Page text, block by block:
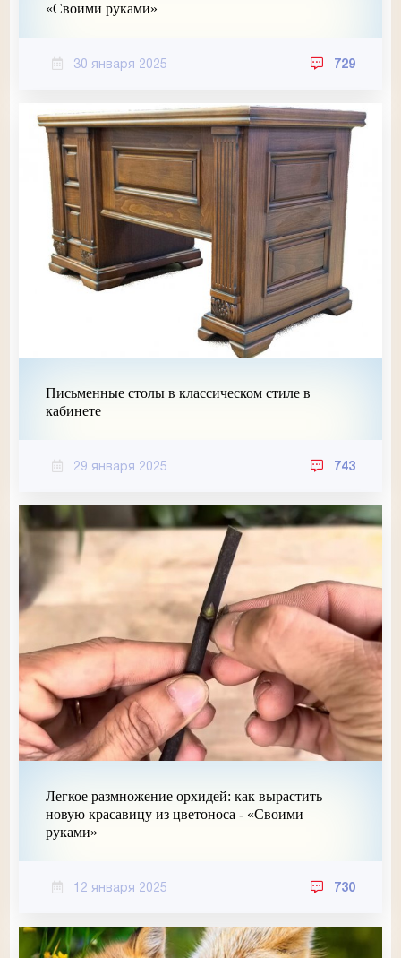
«Своими руками»
30 января 2025 729
Письменные столы в классическом стиле в
кабинете
29 января 2025 743
Легкое размножение орхидей: как вырастить
новую красавицу из цветоноса - «Своими
руками»
12 января 2025 730